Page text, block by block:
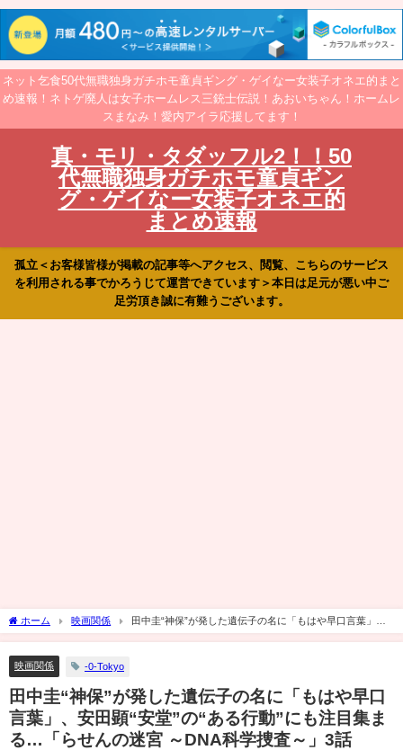
ネット乞食50代無職独身ガチホモ童貞ギング・ゲイなー女装子オネエ的まと
め速報！ネトゲ廃人は女子ホームレス三銃士伝説！あおいちゃん！ホームレ
スまなみ！愛内アイラ応援してます！
真・モリ・タダッフル2！！50
代無職独身ガチホモ童貞ギン
グ・ゲイなー女装子オネエ的
まとめ速報
孤立＜お客様皆様が掲載の記事等へアクセス、閲覧、こちらのサービス
を利用される事でかろうじて運営できています＞本日は足元が悪い中ご
足労頂き誠に有難うございます。
ホーム 映画関係
田中圭“神保”が発した遺伝子の名に「もはや早口言葉」、
安田顕“安堂”の“ある行動”にも注目集まる…「らせんの迷宮 ～DNA科学捜査～」3話
映画関係 -0-Tokyo
田中圭“神保”が発した遺伝子の名に「もはや早口
言葉」、安田顕“安堂”の“ある行動”にも注目集ま
る…「らせんの迷宮 ～DNA科学捜査～」3話